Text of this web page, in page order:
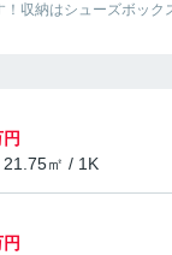
収納はシューズボック
21.75㎡ / 1K